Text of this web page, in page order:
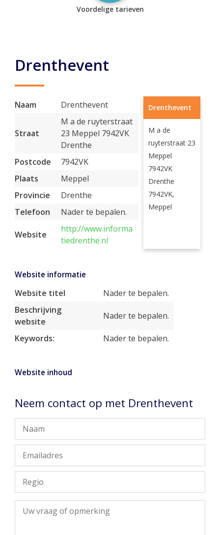
Voordelige tarieven
Drenthevent
Naam Drenthevent
Straat
M a de ruyterstraat
23 Meppel 7942VK
Drenthe
Postcode
7942VK
Plaats
Meppel
Provincie
Drenthe
Telefoon
Nader te bepalen.
Website
http://www.informa
tiedrenthe.nl
Drenthevent
M a de
ruyterstraat 23
Meppel
7942VK
Drenthe
7942VK,
Meppel
Website informatie
Website titel
Nader te bepalen.
Beschrijving
website
Nader te bepalen.
Keywords: Nader te bepalen.
Website inhoud
Neem contact op met Drenthevent